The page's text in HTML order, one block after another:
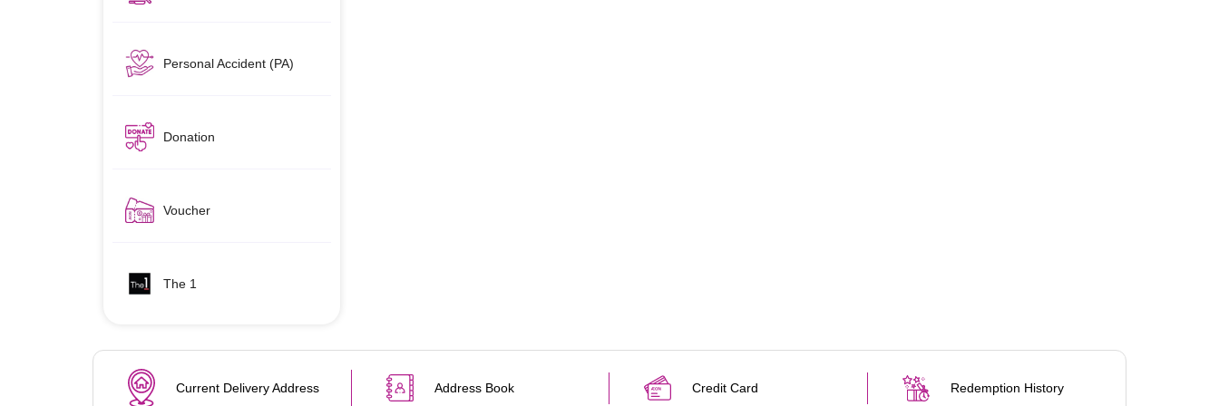
Personal Accident (PA)
Donation
Voucher
The 1
Current Delivery Address Address Book Credit Card Redemption History